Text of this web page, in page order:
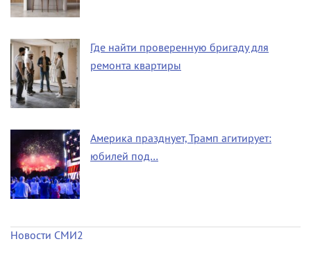
Где найти проверенную бригаду для
ремонта квартиры
Америка празднует, Трамп агитирует:
юбилей под…
Новости СМИ2